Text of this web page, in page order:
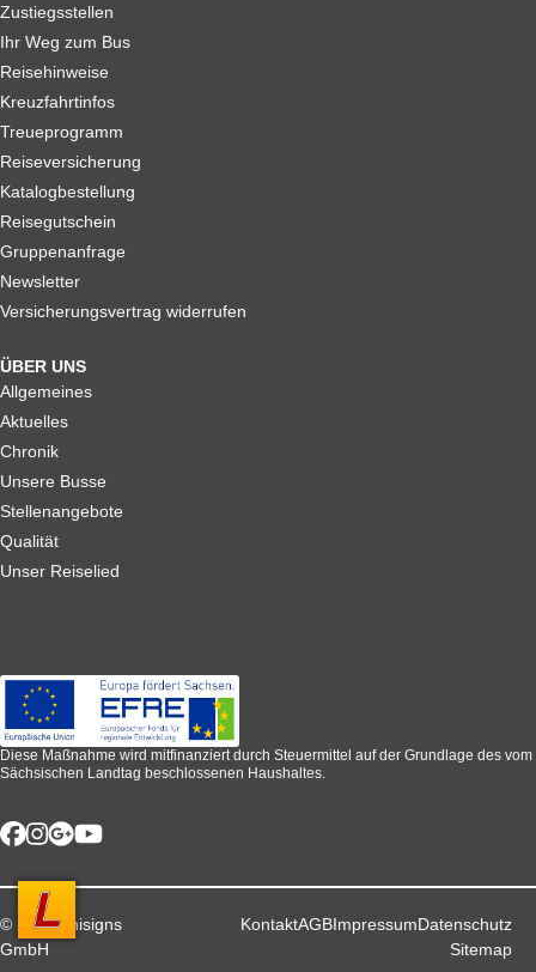
Zustiegsstellen
Ihr Weg zum Bus
Reisehinweise
Kreuzfahrtinfos
Treueprogramm
Reiseversicherung
Katalogbestellung
Reisegutschein
Gruppenanfrage
Newsletter
Versicherungsvertrag widerrufen
ÜBER UNS
Allgemeines
Aktuelles
Chronik
Unsere Busse
Stellenangebote
Qualität
Unser Reiselied
Diese Maßnahme wird mitfinanziert durch Steuermittel auf der Grundlage des vom
Sächsischen Landtag beschlossenen Haushaltes.
© 2026 unisigns
GmbH
KontaktAGBImpressumDatenschutz
Sitemap